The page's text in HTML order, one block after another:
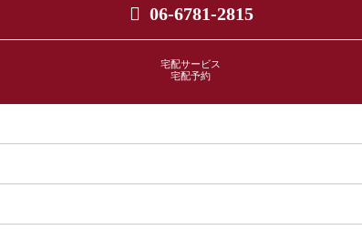
06-6781-2815
宅配サービス
宅配予約